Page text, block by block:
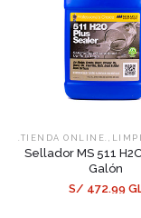
.TIENDA ONLINE. LIMPIEZA
Sellador MS 511
Galón
S/ 472.99